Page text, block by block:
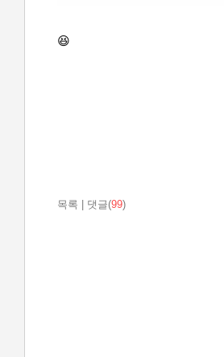
😆
목록 댓글(99)